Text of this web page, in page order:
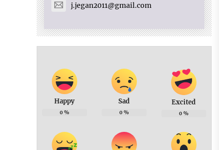
j.jegan2011@gmail.com
Happy
0 %
Sad
0 %
Excited
0 %